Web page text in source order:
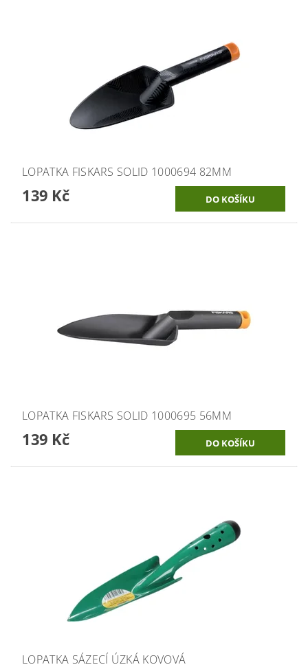
LOPATKA FISKARS SOLID 1000694 82MM
139 Kč
LOPATKA FISKARS SOLID 1000695 56MM
139 Kč
LOPATKA SÁZECÍ ÚZKÁ KOVOVÁ